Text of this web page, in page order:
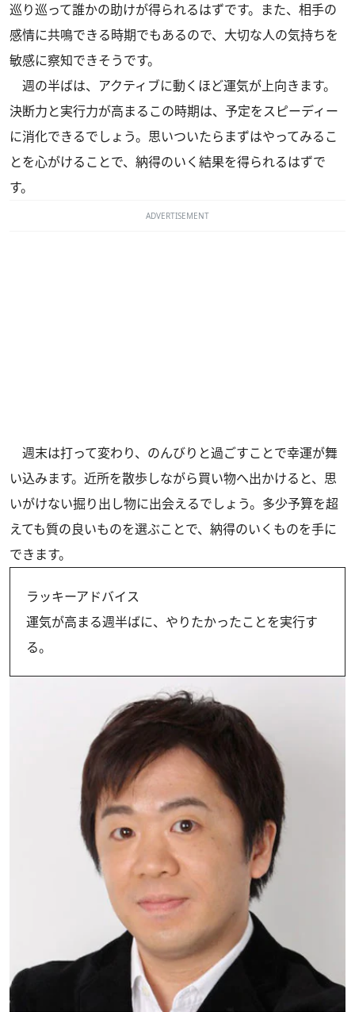
巡り巡って誰かの助けが得られるはずです。また、相手の
感情に共鳴できる時期でもあるので、大切な人の気持ちを
敏感に察知できそうです。
週の半ばは、アクティブに動くほど運気が上向きます。
決断力と実行力が高まるこの時期は、予定をスピーディー
に消化できるでしょう。思いついたらまずはやってみるこ
とを心がけることで、納得のいく結果を得られるはずで
す。
ADVERTISEMENT
週末は打って変わり、のんびりと過ごすことで幸運が舞
い込みます。近所を散歩しながら買い物へ出かけると、思
いがけない掘り出し物に出会えるでしょう。多少予算を超
えても質の良いものを選ぶことで、納得のいくものを手に
できます。
ラッキーアドバイス
運気が高まる週半ばに、やりたかったことを実行す
る。